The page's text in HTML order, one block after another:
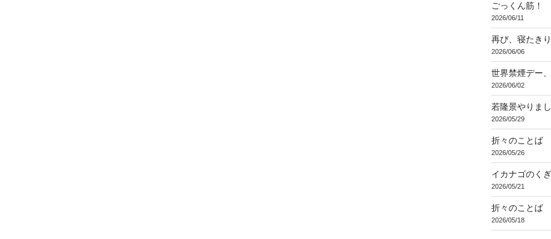
ごっくん筋！
2026/06/11
再び、寝たき
2026/06/06
世界禁煙デー
2026/06/02
若隆景やりまし
2026/05/29
折々のことば
2026/05/26
イカナゴのく
2026/05/21
折々のことば
2026/05/18